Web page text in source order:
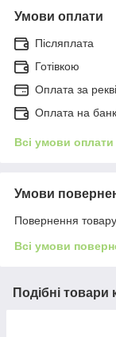
Умови оплати
Післяплата
Готівкою
Оплата за
Оплата на
Всі умови оплати
Умови
Повернення
Всі умови
Подібні товари